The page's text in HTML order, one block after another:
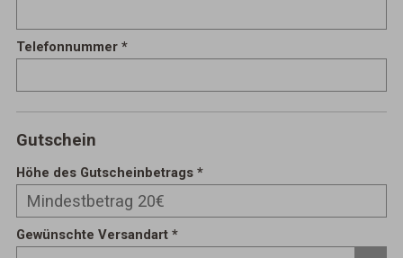
Telefonnummer
Gutschein
Höhe des Gutscheinbetrags
Gewünschte Versandart